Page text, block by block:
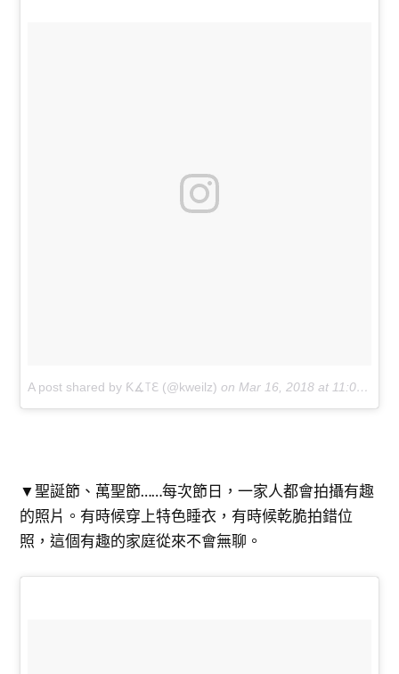
A post shared by Ƙ∡꓄ℇ (@kweilz) on Mar 16, 2018 at 11:07am PDT
▼聖誕節、萬聖節……每次節日，一家人都會拍攝有趣
的照片。有時候穿上特色睡衣，有時候乾脆拍錯位
照，這個有趣的家庭從來不會無聊。